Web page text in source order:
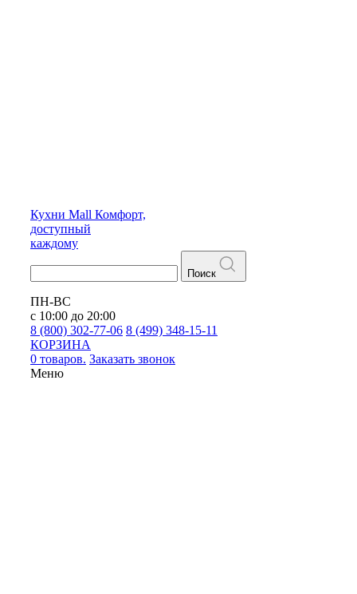
Кухни Mall Комфорт,
доступный
каждому
Поиск
ПН-ВС
с 10:00 до 20:00
8 (800) 302-77-06 8 (499) 348-15-11
КОРЗИНА
0 товаров. Заказать звонок
Меню